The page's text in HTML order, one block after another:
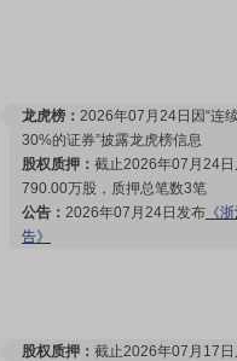
龙虎榜： 2026年07月24日因“连
30%的证券”披露龙虎榜信息
股权质押： 截止2026年07月24
790.00万股，质押总笔数3笔
公告： 2026年07月24日发布 《
告》
股权质押： 截止2026年07月17